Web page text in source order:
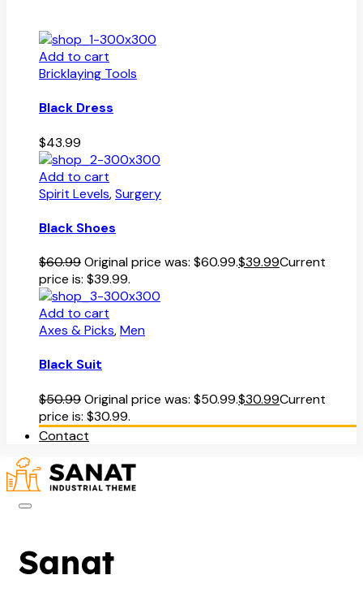
Add to cart
Bricklaying Tools
Black Dress
$43.99
Add to cart
Spirit Levels,Surgery
Black Shoes
$60.99Original price was: $60.99.$39.99Current
price is: $39.99.
Add to cart
Axes & Picks,Men
Black Suit
$50.99Original price was: $50.99.$30.99Current
price is: $30.99.
Contact
Sanat